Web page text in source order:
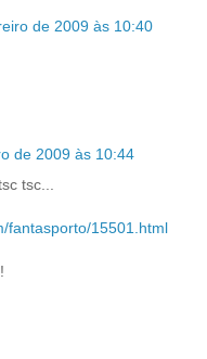
de 2009 às 10:40
de 2009 às 10:44
tsc...
fantasporto/15501.html